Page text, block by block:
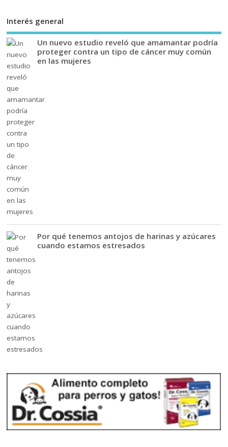
Interés general
Un nuevo estudio reveló que amamantar podría
proteger contra un tipo de cáncer muy común
en las mujeres
Por qué tenemos antojos de harinas y azúcares
cuando estamos estresados